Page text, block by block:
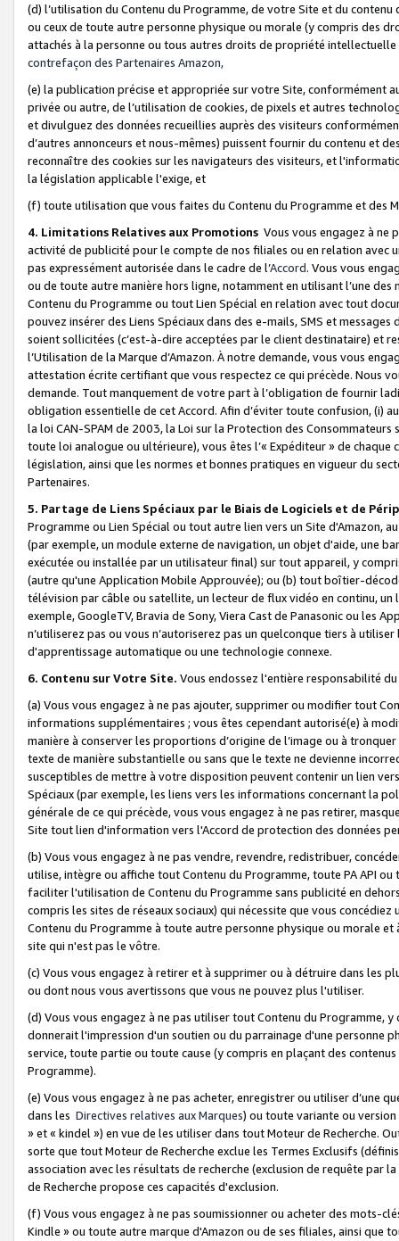
(d) l’utilisation du Contenu du Programme, de votre Site et du
ou ceux de toute autre personne physique ou morale (y compris des
attachés à la personne ou tous autres droits de propriété
contrefaçon des Partenaires Amazon,
(e) la publication précise et appropriée sur votre Site, conformément
privée ou autre, de l’utilisation de cookies, de pixels et autres
et divulguez des données recueillies auprès des visiteurs
d’autres annonceurs et nous-mêmes) puissent fournir du contenu et
reconnaître des cookies sur les navigateurs des visiteurs, et
la législation applicable l'exige, et
(f) toute utilisation que vous faites du Contenu du Programme et des
4. Limitations Relatives aux Promotions Vous vous engagez à ne
activité de publicité pour le compte de nos filiales ou en relation avec
pas expressément autorisée dans le cadre de l’Accord. Vous vous
ou de toute autre manière hors ligne, notamment en utilisant l’une
Contenu du Programme ou tout Lien Spécial en relation avec tout
pouvez insérer des Liens Spéciaux dans des e-mails, SMS et
soient sollicitées (c’est-à-dire acceptées par le client destinataire) et
l’Utilisation de la Marque d’Amazon. À notre demande, vous vous
attestation écrite certifiant que vous respectez ce qui précède. Nous
demande. Tout manquement de votre part à l’obligation de fournir
obligation essentielle de cet Accord. Afin d’éviter toute confusion, (i)
la loi CAN-SPAM de 2003, la Loi sur la Protection des
toute loi analogue ou ultérieure), vous êtes l’« Expéditeur » de
législation, ainsi que les normes et bonnes pratiques en vigueur du
Partenaires.
5. Partage de Liens Spéciaux par le Biais de Logiciels et de
Programme ou Lien Spécial ou tout autre lien vers un Site d'Amazon,
(par exemple, un module externe de navigation, un objet d'aide, une
exécutée ou installée par un utilisateur final) sur tout appareil, y
(autre qu'une Application Mobile Approuvée); ou (b) tout boîtier-
télévision par câble ou satellite, un lecteur de flux vidéo en continu,
exemple, GoogleTV, Bravia de Sony, Viera Cast de Panasonic ou les
n’utiliserez pas ou vous n’autoriserez pas un quelconque tiers à
d'apprentissage automatique ou une technologie connexe.
6. Contenu sur Votre Site. Vous endossez l'entière responsabilité
(a) Vous vous engagez à ne pas ajouter, supprimer ou modifier tout
informations supplémentaires ; vous êtes cependant autorisé(e) à
manière à conserver les proportions d’origine de l’image ou à
texte de manière substantielle ou sans que le texte ne devienne
susceptibles de mettre à votre disposition peuvent contenir un lien
Spéciaux (par exemple, les liens vers les informations concernant la
générale de ce qui précède, vous vous engagez à ne pas retirer,
Site tout lien d'information vers l'Accord de protection des données
(b) Vous vous engagez à ne pas vendre, revendre, redistribuer,
utilise, intègre ou affiche tout Contenu du Programme, toute PA API
faciliter l'utilisation de Contenu du Programme sans publicité en
compris les sites de réseaux sociaux) qui nécessite que vous
Contenu du Programme à toute autre personne physique ou morale
site qui n'est pas le vôtre.
(c) Vous vous engagez à retirer et à supprimer ou à détruire dans les
ou dont nous vous avertissons que vous ne pouvez plus l'utiliser.
(d) Vous vous engagez à ne pas utiliser tout Contenu du Programme,
donnerait l'impression d'un soutien ou du parrainage d'une personne
service, toute partie ou toute cause (y compris en plaçant des
Programme).
(e) Vous vous engagez à ne pas acheter, enregistrer ou utiliser d’une
dans les Directives relatives aux Marques) ou toute variante ou
» et « kindel ») en vue de les utiliser dans tout Moteur de Recherche.
sorte que tout Moteur de Recherche exclue les Termes Exclusifs
association avec les résultats de recherche (exclusion de requête
de Recherche propose ces capacités d'exclusion.
(f) Vous vous engagez à ne pas soumissionner ou acheter des mots-
Kindle » ou toute autre marque d'Amazon ou de ses filiales, ainsi que